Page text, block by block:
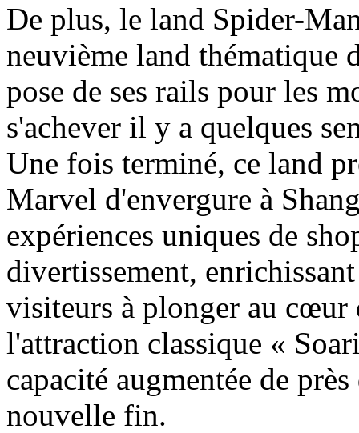
De plus, le land Spider-
neuvième land thématique
pose de ses rails pour les
s'achever il y a quelques
Une fois terminé, ce land
Marvel d'envergure à
expériences uniques de
divertissement,
visiteurs à plonger au
l'attraction classique «
capacité augmentée de
nouvelle fin.